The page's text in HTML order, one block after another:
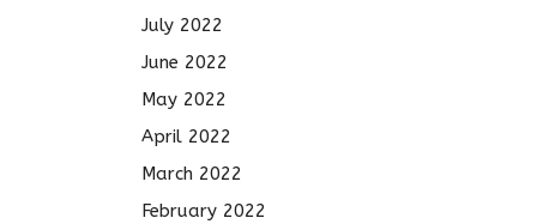
July 2022
June 2022
May 2022
April 2022
March 2022
February 2022